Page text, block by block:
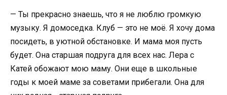
— Ты прекрасно знаешь, что я не люблю громкую
музыку. Я домоседка. Клуб — это не моё. Я хочу дома
посидеть, в уютной обстановке. И мама моя пусть
будет. Она старшая подруга для всех нас. Лера с
Катей обожают мою маму. Они еще в школьные
годы к моей маме за советами прибегали. Она для